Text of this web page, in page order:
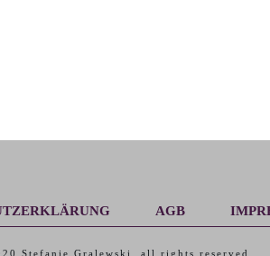
AGB
Stefanie Gralewski , all rights reserved.